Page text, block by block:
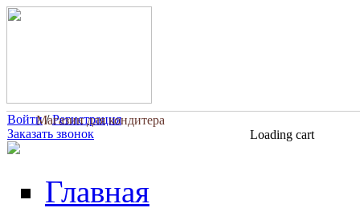
Перейти к основному содержанию
Магазин для кондитера
Войти/Регистрация
Заказать звонок
Loading cart
Главная